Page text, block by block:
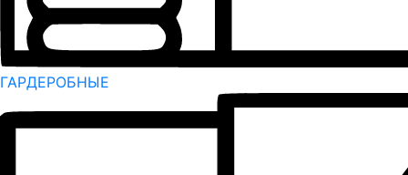
ГАРДЕРОБНЫЕ